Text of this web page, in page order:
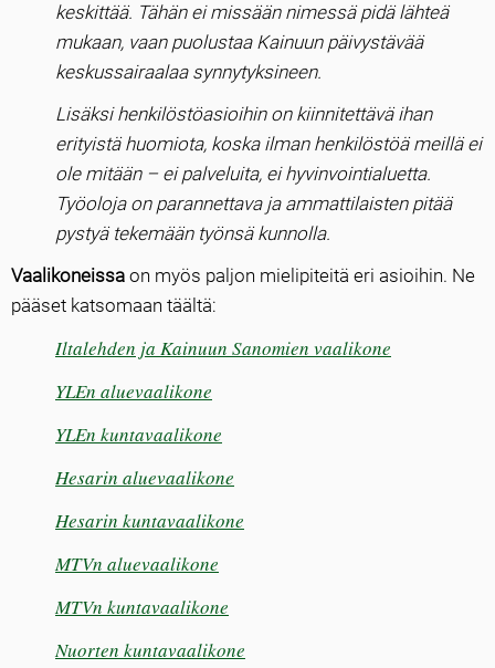
keskittää. Tähän ei missään nimessä pidä lähteä
mukaan, vaan puolustaa Kainuun päivystävää
keskussairaalaa synnytyksineen.
Lisäksi henkilöstöasioihin on kiinnitettävä ihan
erityistä huomiota, koska ilman henkilöstöä meillä ei
ole mitään – ei palveluita, ei hyvinvointialuetta.
Työoloja on parannettava ja ammattilaisten pitää
pystyä tekemään työnsä kunnolla.
Vaalikoneissa on myös paljon mielipiteitä eri asioihin. Ne
pääset katsomaan täältä:
Iltalehden ja Kainuun Sanomien vaalikone
YLEn aluevaalikone
YLEn kuntavaalikone
Hesarin aluevaalikone
Hesarin kuntavaalikone
MTVn aluevaalikone
MTVn kuntavaalikone
Nuorten kuntavaalikone